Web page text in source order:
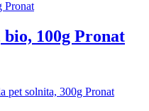
100g Pronat